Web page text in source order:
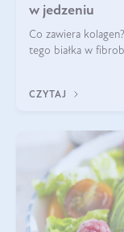
w jedzeniu
Co zawiera
tego białka w
CZYTAJ